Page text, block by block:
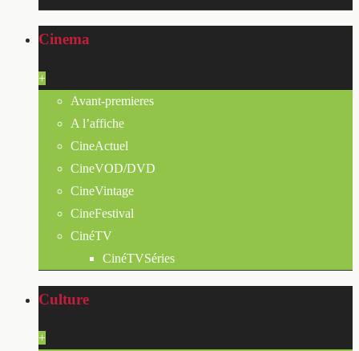
Cinema
+
Avant-premieres
A l’affiche
CineActuel
CineVOD/DVD
CineVintage
CineFestival
CinéTV
CinéTVSéries
Culture
+